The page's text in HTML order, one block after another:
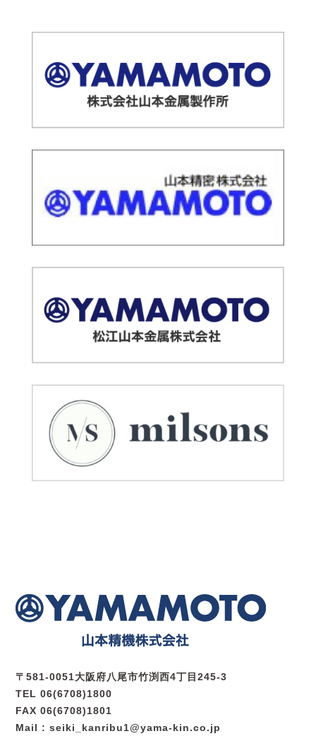
〒581-0051大阪府八尾市竹渕西4丁目245-3
TEL 06(6708)1800
FAX 06(6708)1801
Mail : seiki_kanribu1@yama-kin.co.jp